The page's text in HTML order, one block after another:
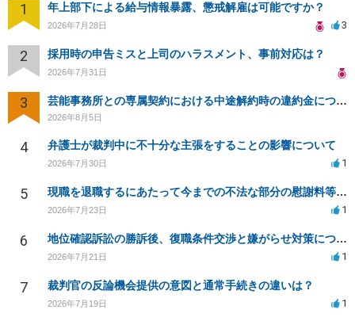
1 年上部下による給与情報暴露、懲戒解雇は可能ですか？
2026年7月28日 3
2 採用時の申告ミスと上司のハラスメント、事前対応は？
2026年7月31日
3 芸能事務所との専属契約における中途解約時の違約金について相談したいです
2026年8月5日
4 弁護士が裁判中に不十分な主張をすることの影響について
2026年7月30日 1
5 現職を退職するにあたって今までの不法な部分の慰謝料等は請求できるのか。
2026年7月23日 1
6 地位確認訴訟の勝訴後、復職条件交渉と嫌がらせ対策について
2026年7月21日 1
7 裁判官の反論機会提供の意図と通常手続きの違いは？
2026年7月19日 1